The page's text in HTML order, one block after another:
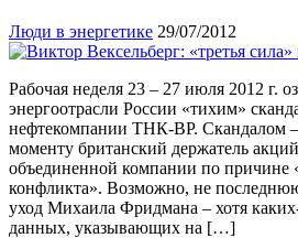
Люди в энергетике 29/07/2012
Рабочая неделя 23 – 27 июля 2012 г.
энергоотрасли России «тихим»
нефтекомпании ТНК-BP. Скандалом
моменту британский держатель
объединенной компании по причине
конфликта». Возможно, не
уход Михаила Фридмана – хотя
данных, указывающих на […]